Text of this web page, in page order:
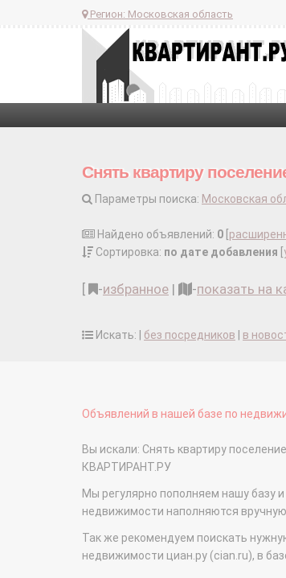
Регион: Московская область
Снять квартиру
Параметры поиска: Московская
Найдено объявлений: 0
Сортировка: по дате добавления
-избранное | -показать на
Искать: | без посредников в
Объявлений в нашей базе по
Вы искали: Снять квартиру
КВАРТИРАНТ.РУ
Мы регулярно пополняем нашу базу
недвижимости наполняются
Так же рекомендуем поискать
недвижимости циан.ру (cian.ru), в